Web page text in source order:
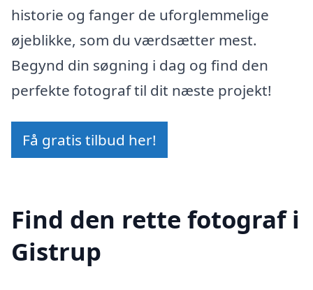
historie og fanger de uforglemmelige
øjeblikke, som du værdsætter mest.
Begynd din søgning i dag og find den
perfekte fotograf til dit næste projekt!
Få gratis tilbud her!
Find den rette fotograf i
Gistrup